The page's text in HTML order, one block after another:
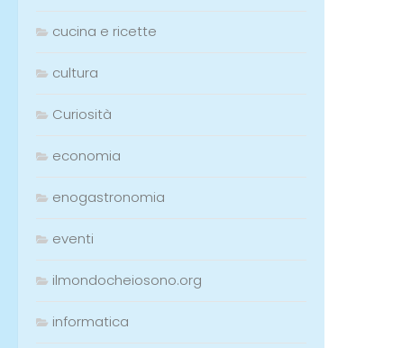
cucina e ricette
cultura
Curiosità
economia
enogastronomia
eventi
ilmondocheiosono.org
informatica